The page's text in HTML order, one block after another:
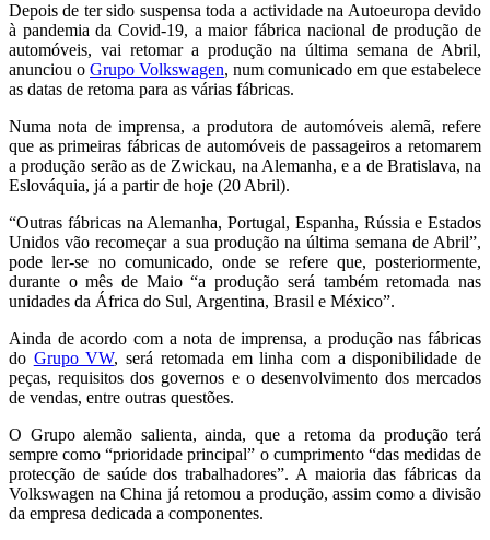
Depois de ter sido suspensa toda a actividade na Autoeuropa devido
à pandemia da Covid-19, a maior fábrica nacional de produção de
automóveis, vai retomar a produção na última semana de Abril,
anunciou o Grupo Volkswagen, num comunicado em que estabelece
as datas de retoma para as várias fábricas.
Numa nota de imprensa, a produtora de automóveis alemã, refere
que as primeiras fábricas de automóveis de passageiros a retomarem
a produção serão as de Zwickau, na Alemanha, e a de Bratislava, na
Eslováquia, já a partir de hoje (20 Abril).
“Outras fábricas na Alemanha, Portugal, Espanha, Rússia e Estados
Unidos vão recomeçar a sua produção na última semana de Abril”,
pode ler-se no comunicado, onde se refere que, posteriormente,
durante o mês de Maio “a produção será também retomada nas
unidades da África do Sul, Argentina, Brasil e México”.
Ainda de acordo com a nota de imprensa, a produção nas fábricas
do Grupo VW, será retomada em linha com a disponibilidade de
peças, requisitos dos governos e o desenvolvimento dos mercados
de vendas, entre outras questões.
O Grupo alemão salienta, ainda, que a retoma da produção terá
sempre como “prioridade principal” o cumprimento “das medidas de
protecção de saúde dos trabalhadores”. A maioria das fábricas da
Volkswagen na China já retomou a produção, assim como a divisão
da empresa dedicada a componentes.